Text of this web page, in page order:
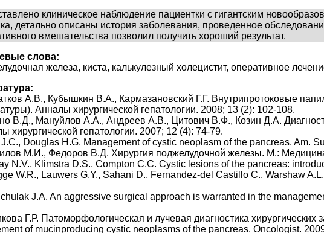
клиническое наблюдение пациентки с гигантским
детально описаны история заболевания, проведенное
вмешательства позволил получить хороший результат.
слова:
железа, киста, калькулезный холецистит, оперативное
А.В., Кубышкин В.А., Кармазановский Г.Г. Внутрипротоковые
Анналы хирургической гепатологии. 2008; 13 (2): 102-108.
В.Д., Мануйлов А.А., Андреев А.В., Цитович В.Ф., Козин Д.А.
хирургической гепатологии. 2007; 12 (4): 74-79.
Douglas H.G. Management of cystic neoplasm of the pancreas. Am.
М.И., Федоров В.Д. Хирургия поджелудочной железы. М.:
N.V., Klimstra D.S., Compton C.C. Cystic lesions of the pancreas:
W.R., Lauwers G.Y., Sahani D., Fernandez-del Castillo C., Warshaw
J.A. An aggressive surgical approach is warranted in the
Г.Р. Патоморфологическая и лучевая диагностика
of mucinproducing cystic neoplasms of the pancreas. Oncologist.